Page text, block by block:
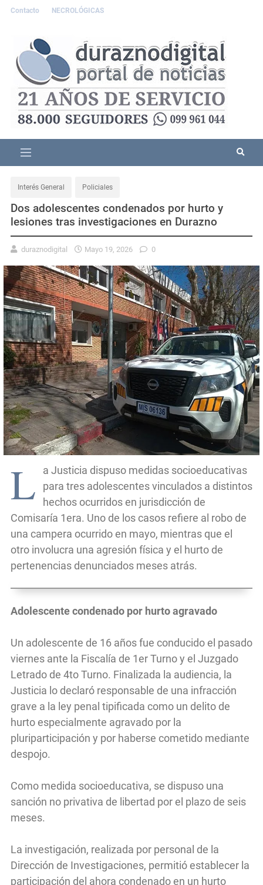
Contacto NECROLÓGICAS
Interés General Policiales
Dos adolescentes condenados por hurto y
lesiones tras investigaciones en Durazno
duraznodigital Mayo 19, 2026 0
L
a Justicia dispuso medidas socioeducativas
para tres adolescentes vinculados a distintos
hechos ocurridos en jurisdicción de
Comisaría 1era. Uno de los casos refiere al robo de
una campera ocurrido en mayo, mientras que el
otro involucra una agresión física y el hurto de
pertenencias denunciados meses atrás.
Adolescente condenado por hurto agravado
Un adolescente de 16 años fue conducido el pasado
viernes ante la Fiscalía de 1er Turno y el Juzgado
Letrado de 4to Turno. Finalizada la audiencia, la
Justicia lo declaró responsable de una infracción
grave a la ley penal tipificada como un delito de
hurto especialmente agravado por la
pluriparticipación y por haberse cometido mediante
despojo.
Como medida socioeducativa, se dispuso una
sanción no privativa de libertad por el plazo de seis
meses.
La investigación, realizada por personal de la
Dirección de Investigaciones, permitió establecer la
participación del ahora condenado en un hurto